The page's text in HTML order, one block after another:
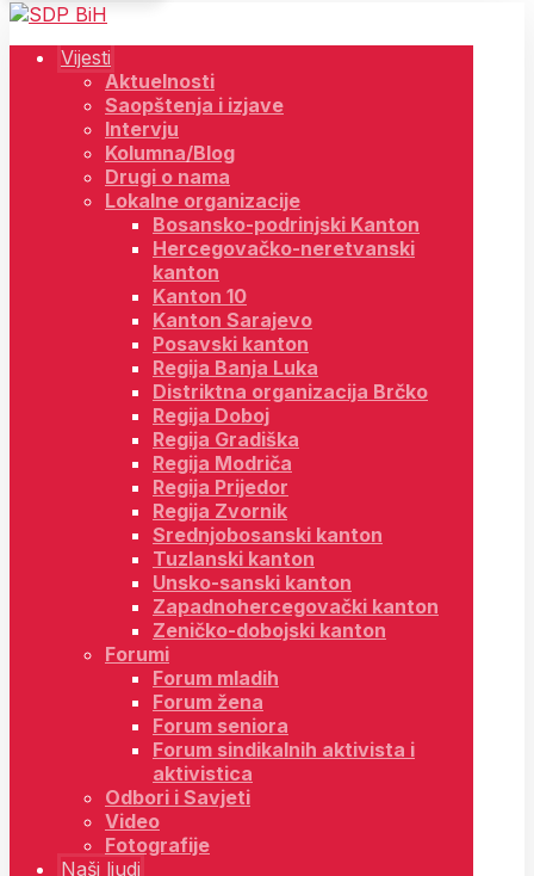
Vijesti
Aktuelnosti
Saopštenja i izjave
Intervju
Kolumna/Blog
Drugi o nama
Lokalne organizacije
Bosansko-podrinjski Kanton
Hercegovačko-neretvanski
kanton
Kanton 10
Kanton Sarajevo
Posavski kanton
Regija Banja Luka
Distriktna organizacija Brčko
Regija Doboj
Regija Gradiška
Regija Modriča
Regija Prijedor
Regija Zvornik
Srednjobosanski kanton
Tuzlanski kanton
Unsko-sanski kanton
Zapadnohercegovački kanton
Zeničko-dobojski kanton
Forumi
Forum mladih
Forum žena
Forum seniora
Forum sindikalnih aktivista i
aktivistica
Odbori i Savjeti
Video
Fotografije
Naši ljudi